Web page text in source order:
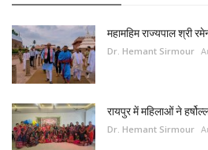
महामहिम राज्यपाल श्री
Dr. Hemant Sirmour
रायपुर में महिलाओं ने
Dr. Hemant Sirmour